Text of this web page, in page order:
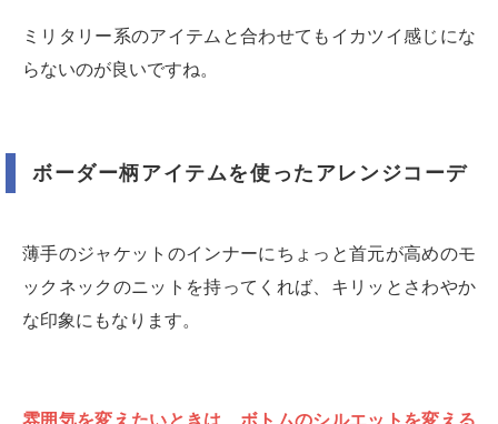
ミリタリー系のアイテムと合わせてもイカツイ感じにな
らないのが良いですね。
ボーダー柄アイテムを使ったアレンジコーデ
薄手のジャケットのインナーにちょっと首元が高めのモ
ックネックのニットを持ってくれば、キリッとさわやか
な印象にもなります。
雰囲気を変えたいときは、ボトムのシルエットを変える